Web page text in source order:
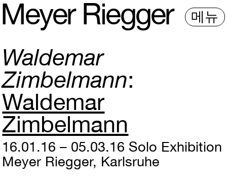
Meyer Riegger 메뉴
Waldemar
Zimbelmann
Waldemar
Zimbelmann
16.01.16 – 05.03.16 Solo Exhibition
Meyer Riegger, Karlsruhe